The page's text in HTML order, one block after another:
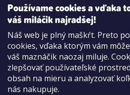
Používame cookies a vďaka
váš miláčik najradšej!
Náš web je plný maškŕt. Preto
cookies, vďaka ktorým vám
váš maznáčik naozaj miluje.
zlepšovať používateľské
obsah na mieru a analyzovať
nás nakupuje.
Možnosti platby:
Hotovo aj kartou na pobočke